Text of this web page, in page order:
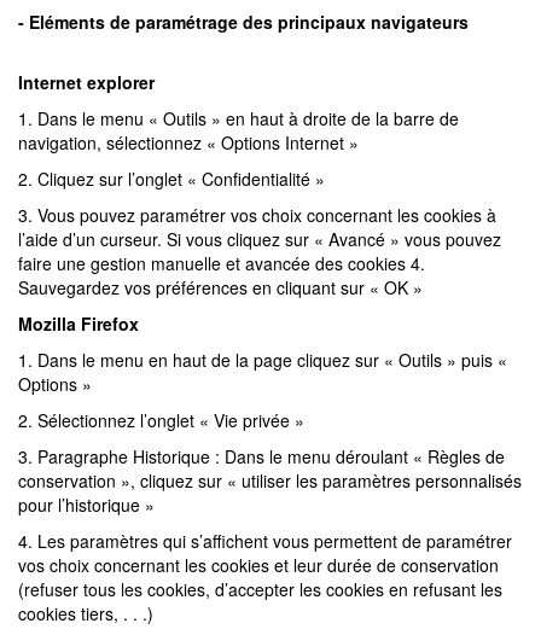
- Eléments de paramétrage des principaux navigateurs
Internet explorer
1. Dans le menu « Outils » en haut à droite de la barre de
navigation, sélectionnez « Options Internet »
2. Cliquez sur l’onglet « Confidentialité »
3. Vous pouvez paramétrer vos choix concernant les cookies à
l’aide d’un curseur. Si vous cliquez sur « Avancé » vous pouvez
faire une gestion manuelle et avancée des cookies 4.
Sauvegardez vos préférences en cliquant sur « OK »
Mozilla Firefox
1. Dans le menu en haut de la page cliquez sur « Outils » puis «
Options »
2. Sélectionnez l’onglet « Vie privée »
3. Paragraphe Historique : Dans le menu déroulant « Règles de
conservation », cliquez sur « utiliser les paramètres personnalisés
pour l’historique »
4. Les paramètres qui s’affichent vous permettent de paramétrer
vos choix concernant les cookies et leur durée de conservation
(refuser tous les cookies, d’accepter les cookies en refusant les
cookies tiers, . . .)